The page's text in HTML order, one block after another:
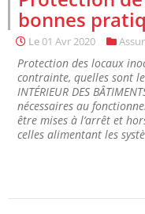
bonnes
Le01 Avr 2020
Protection des locaux
contrainte, quelles sont
INTÉRIEUR DES
nécessaires au
être mises à l’arrêt et
celles alimentant les